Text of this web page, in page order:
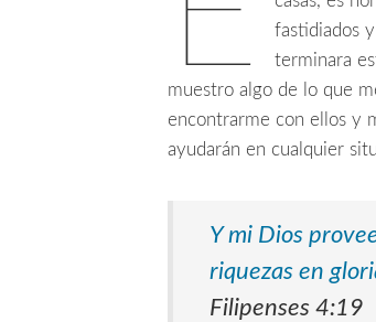
fastidiados
terminara
muestro algo de lo que
encontrarme con ellos y
ayudarán en cualquier
Y mi Dios
riquezas en
Filipenses 4:19